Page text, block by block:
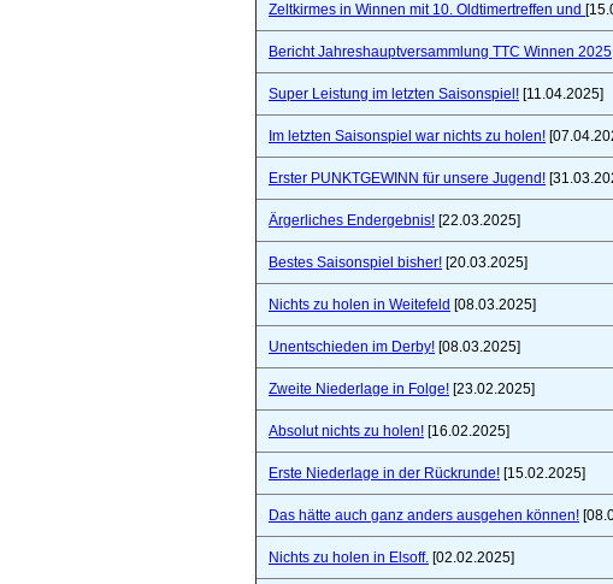
Zeltkirmes in Winnen mit 10. Oldtimertreffen und
Bericht Jahreshauptversammlung TTC Winnen 2025
Super Leistung im letzten Saisonspiel! [11.04.2025]
Im letzten Saisonspiel war nichts zu holen!
Erster PUNKTGEWINN für unsere Jugend!
Ärgerliches Endergebnis! [22.03.2025]
Bestes Saisonspiel bisher! [20.03.2025]
Nichts zu holen in Weitefeld [08.03.2025]
Unentschieden im Derby! [08.03.2025]
Zweite Niederlage in Folge! [23.02.2025]
Absolut nichts zu holen! [16.02.2025]
Erste Niederlage in der Rückrunde! [15.02.2025]
Das hätte auch ganz anders ausgehen können!
Nichts zu holen in Elsoff. [02.02.2025]